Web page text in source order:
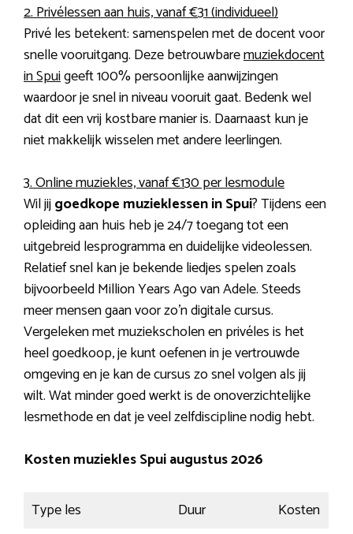
2. Privélessen aan huis, vanaf €31 (individueel)
Privé les betekent: samenspelen met de docent voor
snelle vooruitgang. Deze betrouwbaremuziekdocent
in Spuigeeft 100% persoonlijke aanwijzingen
waardoor je snel in niveau vooruit gaat. Bedenk wel
dat dit een vrij kostbare manier is. Daarnaast kun je
niet makkelijk wisselen met andere leerlingen.
3. Online muziekles, vanaf €130 per lesmodule
Wil jijgoedkope muzieklessen in Spui? Tijdens een
opleiding aan huis heb je 24/7 toegang tot een
uitgebreid lesprogramma en duidelijke videolessen.
Relatief snel kan je bekende liedjes spelen zoals
bijvoorbeeld Million Years Ago van Adele. Steeds
meer mensen gaan voor zo’n digitale cursus.
Vergeleken met muziekscholen en privéles is het
heel goedkoop, je kunt oefenen in je vertrouwde
omgeving en je kan de cursus zo snel volgen als jij
wilt. Wat minder goed werkt is de onoverzichtelijke
lesmethode en dat je veel zelfdiscipline nodig hebt.
Kosten muziekles Spui augustus 2026
Type les Duur
Kosten